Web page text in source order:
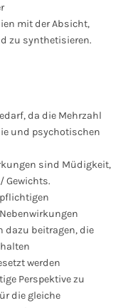
mit der Absicht,
zu synthetisieren.
da die Mehrzahl
und psychotischen
sind Müdigkeit,
Gewichts.
dazu beitragen, die
werden
Perspektive zu
die gleiche